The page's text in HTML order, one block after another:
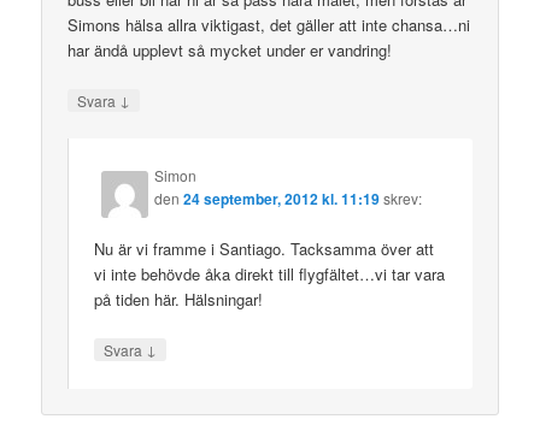
Simons hälsa allra viktigast, det gäller att inte chansa…ni
har ändå upplevt så mycket under er vandring!
Svara ↓
Simon
den24 september, 2012 kl. 11:19skrev:
Nu är vi framme i Santiago. Tacksamma över att
vi inte behövde åka direkt till flygfältet…vi tar vara
på tiden här. Hälsningar!
Svara ↓